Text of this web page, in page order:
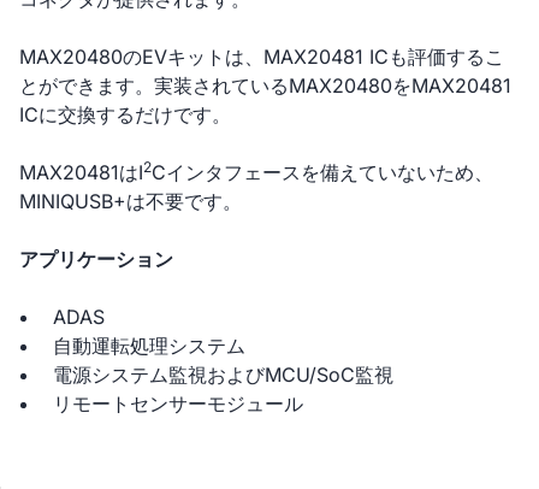
MAX20480のEVキットは、MAX20481 ICも評価するこ
とができます。実装されているMAX20480をMAX20481
ICに交換するだけです。
MAX20481はI2Cインタフェースを備えていないため、
MINIQUSB+は不要です。
アプリケーション
ADAS
自動運転処理システム
電源システム監視およびMCU/SoC監視
リモートセンサーモジュール